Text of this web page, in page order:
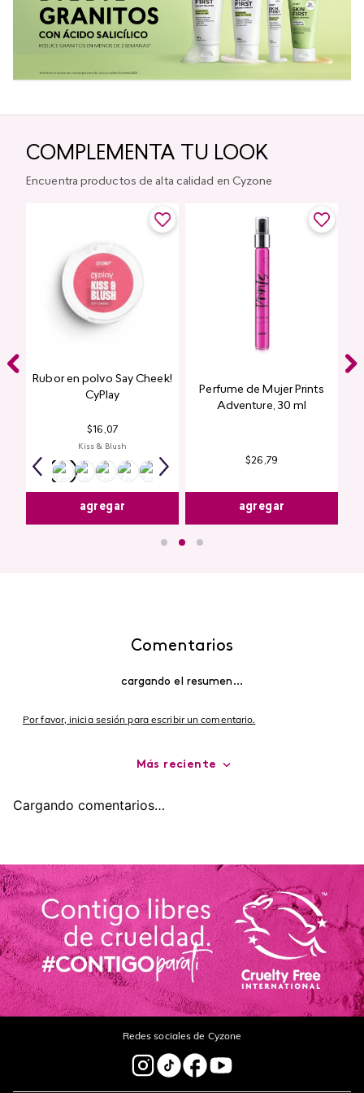
COMPLEMENTA TU LOOK
Encuentra productos de alta calidad en Cyzone
Rubor en polvo Say Cheek!
CyPlay
$16,07
Kiss & Blush
agregar
Perfume de Mujer Prints
Adventure, 30 ml
$26,79
agregar
Comentarios
cargando el resumen…
Por favor, inicia sesión para escribir un comentario.
Más reciente
Cargando comentarios…
Redes sociales de Cyzone